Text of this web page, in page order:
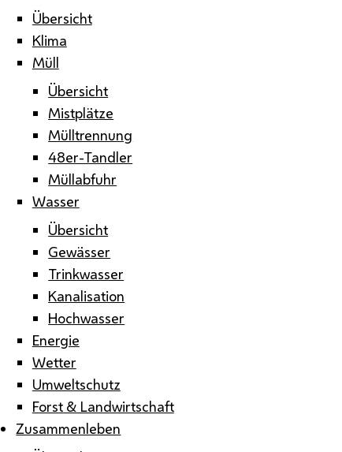
Übersicht
Klima
Müll
Übersicht
Mistplätze
Mülltrennung
48er-Tandler
Müllabfuhr
Wasser
Übersicht
Gewässer
Trinkwasser
Kanalisation
Hochwasser
Energie
Wetter
Umweltschutz
Forst & Landwirtschaft
Zusammenleben